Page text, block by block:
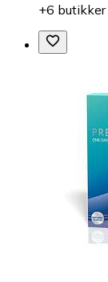
+6 butikker